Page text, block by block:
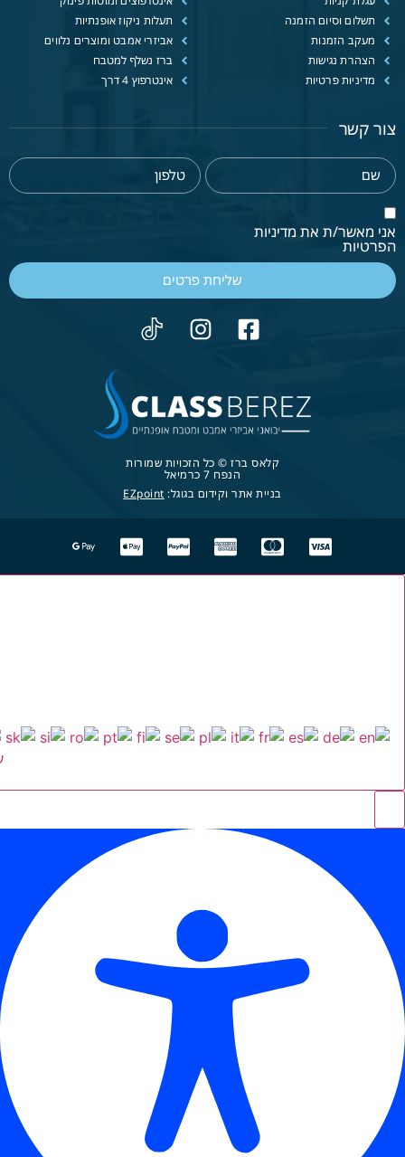
תשלום וסיום הזמנה
מעקב הזמנות
הצהרת נגישות
מדיניות פרטיות
תעלות ניקוז אופנתיות
אביזרי אמבט ומוצרים נלווים
ברז נשלף למטבח
אינטרפוץ 4 דרך
צור קשר
אני מאשר/ת את מדיניות
הפרטיות
שליחת פרטים
קלאס ברז © כל הזכויות שמורות
הנפח 7 כרמיאל
בניית אתר וקידום בגוגל: EZpoint